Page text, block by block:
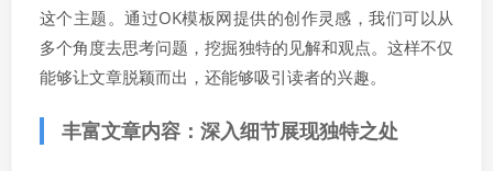
这个主题。通过OK模板网提供的创作灵感，我们可以从
多个角度去思考问题，挖掘独特的见解和观点。这样不仅
能够让文章脱颖而出，还能够吸引读者的兴趣。
丰富文章内容：深入细节展现独特之处